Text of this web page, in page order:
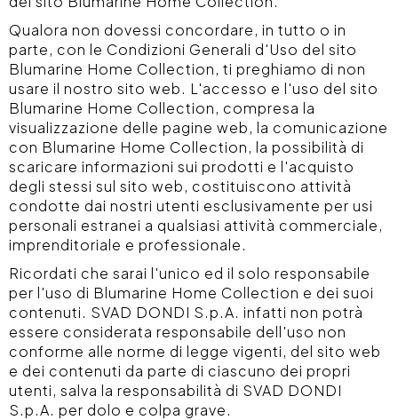
Qualora non dovessi concordare, in tutto o in
parte, con le Condizioni Generali d'Uso del sito
Blumarine Home Collection, ti preghiamo di non
usare il nostro sito web. L'accesso e l'uso del sito
Blumarine Home Collection, compresa la
visualizzazione delle pagine web, la comunicazione
con Blumarine Home Collection, la possibilità di
scaricare informazioni sui prodotti e l'acquisto
degli stessi sul sito web, costituiscono attività
condotte dai nostri utenti esclusivamente per usi
personali estranei a qualsiasi attività commerciale,
imprenditoriale e professionale.
Ricordati che sarai l'unico ed il solo responsabile
per l'uso di Blumarine Home Collection e dei suoi
contenuti. SVAD DONDI S.p.A. infatti non potrà
essere considerata responsabile dell'uso non
conforme alle norme di legge vigenti, del sito web
e dei contenuti da parte di ciascuno dei propri
utenti, salva la responsabilità di SVAD DONDI
S.p.A. per dolo e colpa grave.